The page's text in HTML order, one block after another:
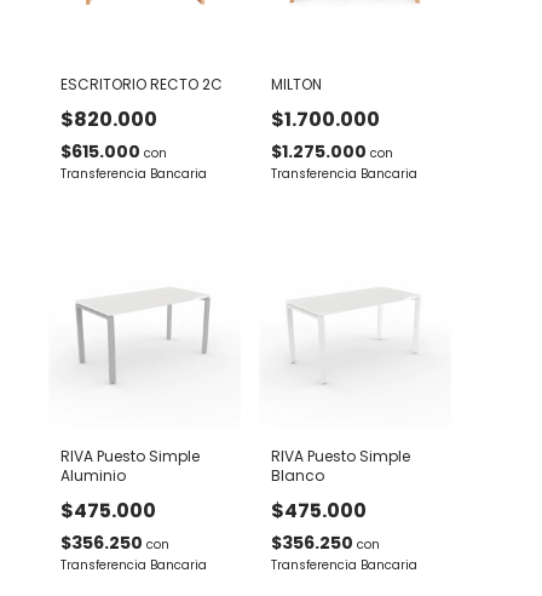
ESCRITORIO RECTO 2C
$820.000
$615.000 con
Transferencia Bancaria
MILTON
$1.700.000
$1.275.000 con
Transferencia Bancaria
RIVA Puesto Simple
Aluminio
$475.000
$356.250 con
Transferencia Bancaria
RIVA Puesto Simple
Blanco
$475.000
$356.250 con
Transferencia Bancaria